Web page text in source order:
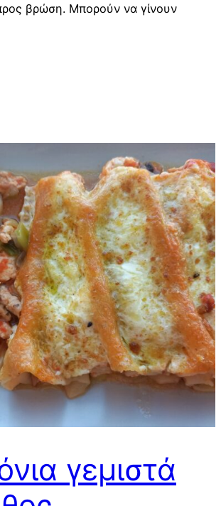
προς βρώση. Μπορούν να γίνουν
γεμιστά